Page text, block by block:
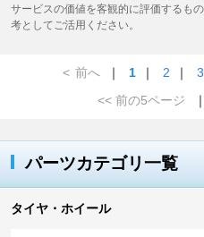
サービスの価値を客観的に評価するも
考としてご活用ください。
< 前へ ｜ 1 ｜ 2 ｜ 3
<< 前の5ページ
｜
パーツカテゴリ一覧
タイヤ・ホイール